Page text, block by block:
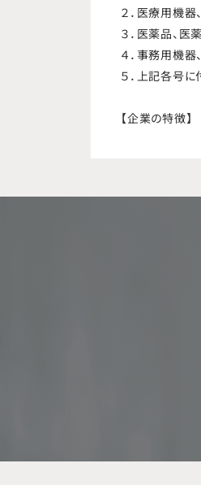
２．医療用機
３．医薬品、
４．事務用機
５．上記各号
【企業の特徴】